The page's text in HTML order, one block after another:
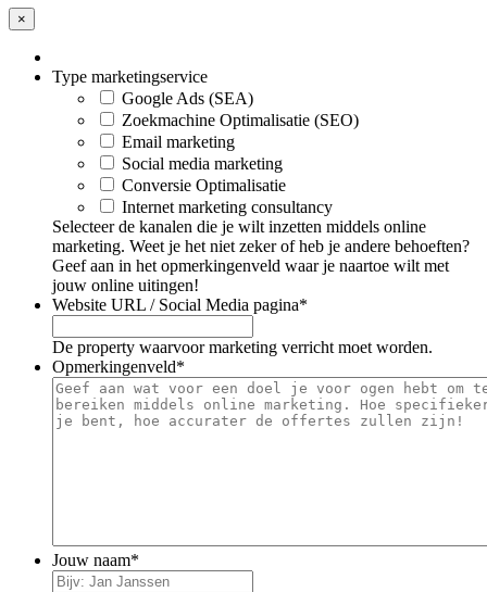
×
Type marketingservice
Google Ads (SEA)
Zoekmachine Optimalisatie (SEO)
Email marketing
Social media marketing
Conversie Optimalisatie
Internet marketing consultancy
Selecteer de kanalen die je wilt inzetten middels online
marketing. Weet je het niet zeker of heb je andere behoeften?
Geef aan in het opmerkingenveld waar je naartoe wilt met
jouw online uitingen!
Website URL / Social Media pagina*
De property waarvoor marketing verricht moet worden.
Opmerkingenveld*
Jouw naam*